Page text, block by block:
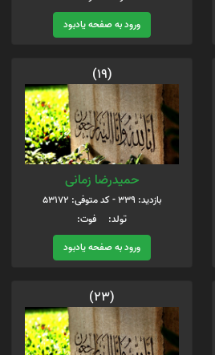
ورود به صفحه یادبود
(19)
حمیدرضا زمانی
بازدید: 339 - کد متوفی: 53172
تولد: فوت:
ورود به صفحه یادبود
(23)